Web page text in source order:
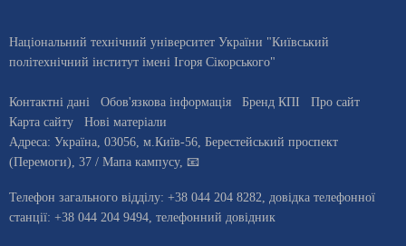
Національний технічний університет України "Київський
політехнічний інститут імені Ігоря Сікорського"
Контактні дані Обов'язкова інформація Бренд КПІ
Про сайт
Карта сайту
Нові матеріали
Адреса: Україна, 03056, м.Київ-56, Берестейський проспект
(Перемоги), 37 / Мапа кампусу, 📧
Телефон загального відділу: +38 044 204 8282 , довiдка телефонної
станцiї: +38 044 204 9494 телефонний довідник